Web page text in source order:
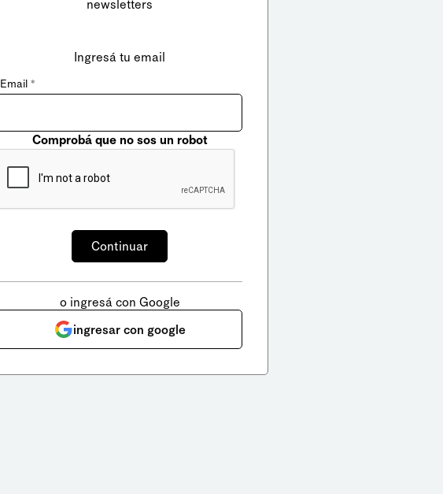
newsletters
Ingresá tu email
Email *
Comprobá que no sos un robot
o ingresá con Google
ingresar con google